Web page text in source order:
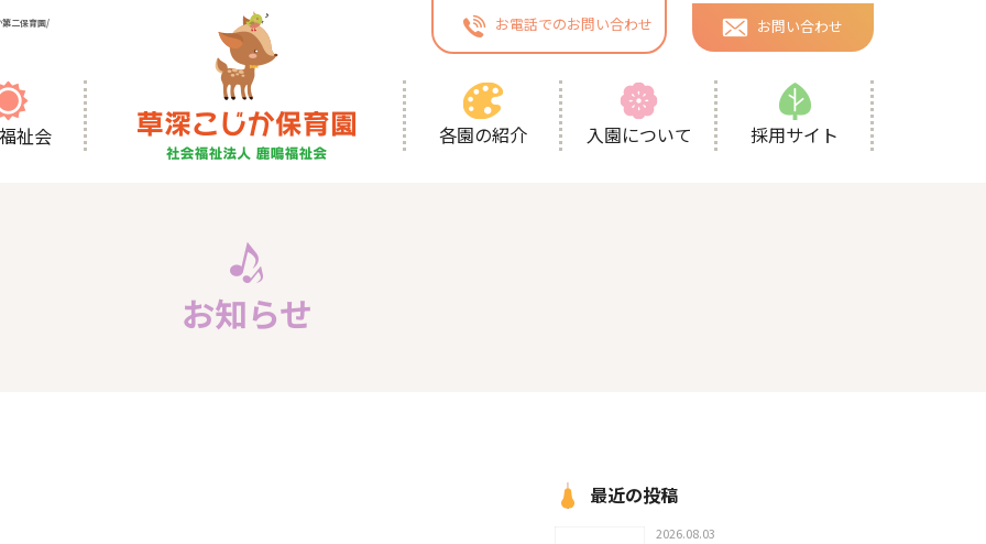
第二保育園/ お電話でのお問い合わせ お問い合わせ
祉会 各園の紹介 入園について 採用サイト
お知らせ
最近の投稿
2026.08.03